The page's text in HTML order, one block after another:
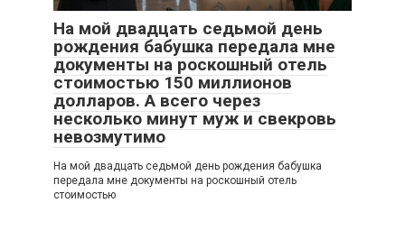
На мой двадцать седьмой день
рождения бабушка передала мне
документы на роскошный отель
стоимостью 150 миллионов
долларов. А всего через
несколько минут муж и свекровь
невозмутимо
На мой двадцать седьмой день рождения бабушка
передала мне документы на роскошный отель
стоимостью